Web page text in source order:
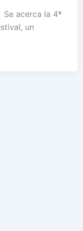
acerca la 4ª
un